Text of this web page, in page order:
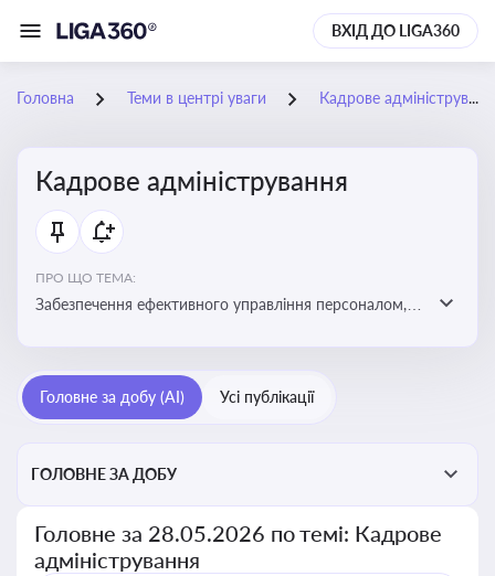
ВХІД ДО LIGA360
Головна Теми в центрі уваги Кадрове адміністрування
Кадрове адміністрування
ПРО ЩО ТЕМА:
Забезпечення ефективного управління персоналом,
Головне за добу (AI) Усі публікації
ГОЛОВНЕ ЗА ДОБУ
Головне за 28.05.2026 по темі: Кадрове
адміністрування